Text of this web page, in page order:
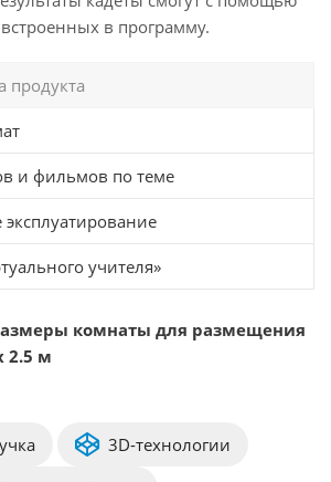
встроенных в программу.
продукта
и фильмов по теме
учителя»
комнаты для размещения
2.5 м
3D-технологии